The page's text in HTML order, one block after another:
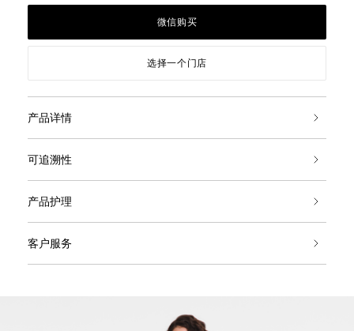
微信购买
选择一个门店
产品详情
可追溯性
产品护理
客户服务